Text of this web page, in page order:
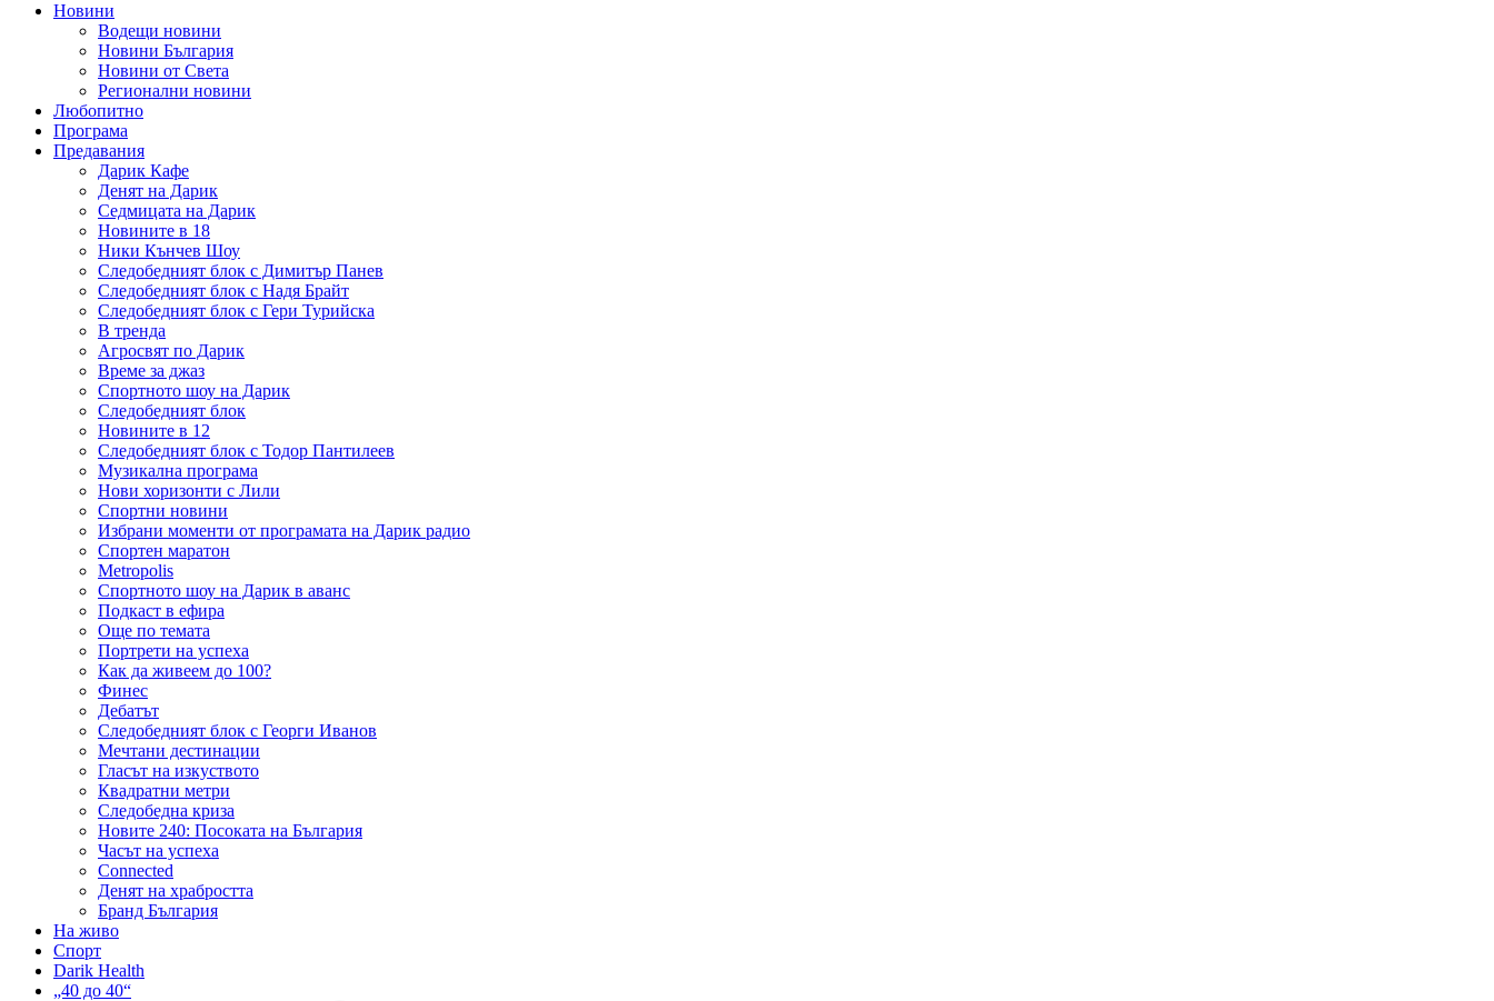
Новини
Водещи новини
Новини България
Новини от Света
Регионални новини
Любопитно
Програма
Предавания
Дарик Кафе
Денят на Дарик
Седмицата на Дарик
Новините в 18
Ники Кънчев Шоу
Следобедният блок с Димитър Панев
Следобедният блок с Надя Брайт
Следобедният блок с Гери Турийска
В тренда
Агросвят по Дарик
Време за джаз
Спортното шоу на Дарик
Следобедният блок
Новините в 12
Следобедният блок с Тодор Пантилеев
Музикална програма
Нови хоризонти с Лили
Спортни новини
Избрани моменти от програмата на Дарик радио
Спортен маратон
Metropolis
Спортното шоу на Дарик в аванс
Подкаст в ефира
Още по темата
Портрети на успеха
Как да живеем до 100?
Финес
Дебатът
Следобедният блок с Георги Иванов
Мечтани дестинации
Гласът на изкуството
Квадратни метри
Следобедна криза
Новите 240: Посоката на България
Часът на успеха
Connected
Денят на храбростта
Бранд България
На живо
Спорт
Darik Health
„40 до 40“